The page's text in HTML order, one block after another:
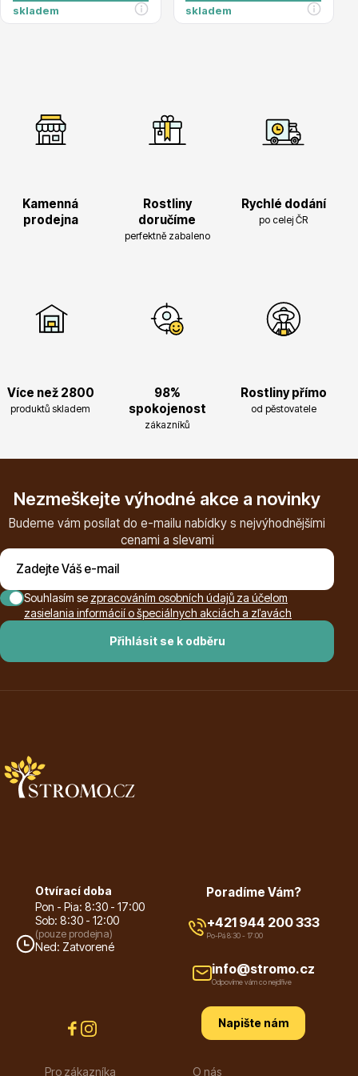
Substráty, hnojiva, kůra
Bylinky do kuchyně
Ovocné stromy
Okrasné trávy
skladem skladem
Kamenná
prodejna
Rostliny
doručíme
perfektně zabaleno
Rychlé dodání
po celej ČR
Více než 2800
produktů skladem
98%
spokojenost
zákazníků
Rostliny přímo
od pěstovatele
Nezmeškejte výhodné akce a novinky
Budeme vám posílat do e-mailu nabídky s nejvýhodnějšími
cenami a slevami
Přihlásit se k odběru
Souhlasím se zpracováním osobních údajů za účelom
zasielania informácií o špeciálnych akciách a zľavách
Otvírací doba
Pon - Pia: 8:30 - 17:00
Sob: 8:30 - 12:00
(pouze prodejna)
Ned: Zatvorené
Pro zákazníka O nás
Poradíme Vám?
+421 944 200 333
Po-Pá 8:30 - 17:00
info@stromo.cz
Odpovíme vám co nejdříve
Napište nám